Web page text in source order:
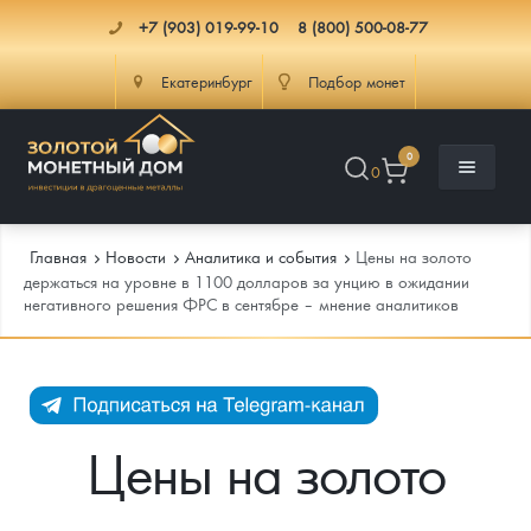
+7 (903) 019-99-10 8 (800) 500-08-77
Екатеринбург Подбор монет
0
0
Каталог
Каталог Монет
Монеты Россия и СССР
Памятные и старинные монеты
Инфо
Подлинность монет
Главная Новости Аналитика и события
Цены на золото
держаться на уровне в 1100 долларов за унцию в ожидании
негативного решения ФРС в сентябре – мнение аналитиков
Цены на золото